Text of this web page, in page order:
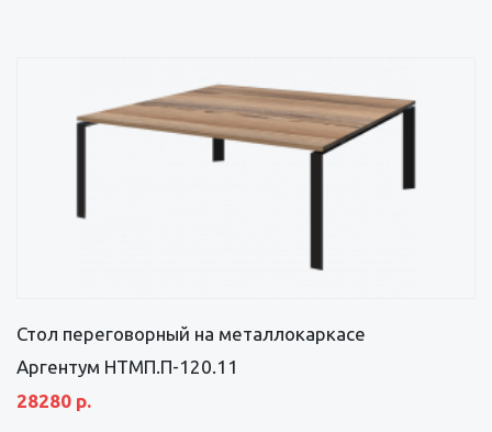
Стол переговорный на металлокаркасе
Аргентум НТМП.П-120.11
28280 р.